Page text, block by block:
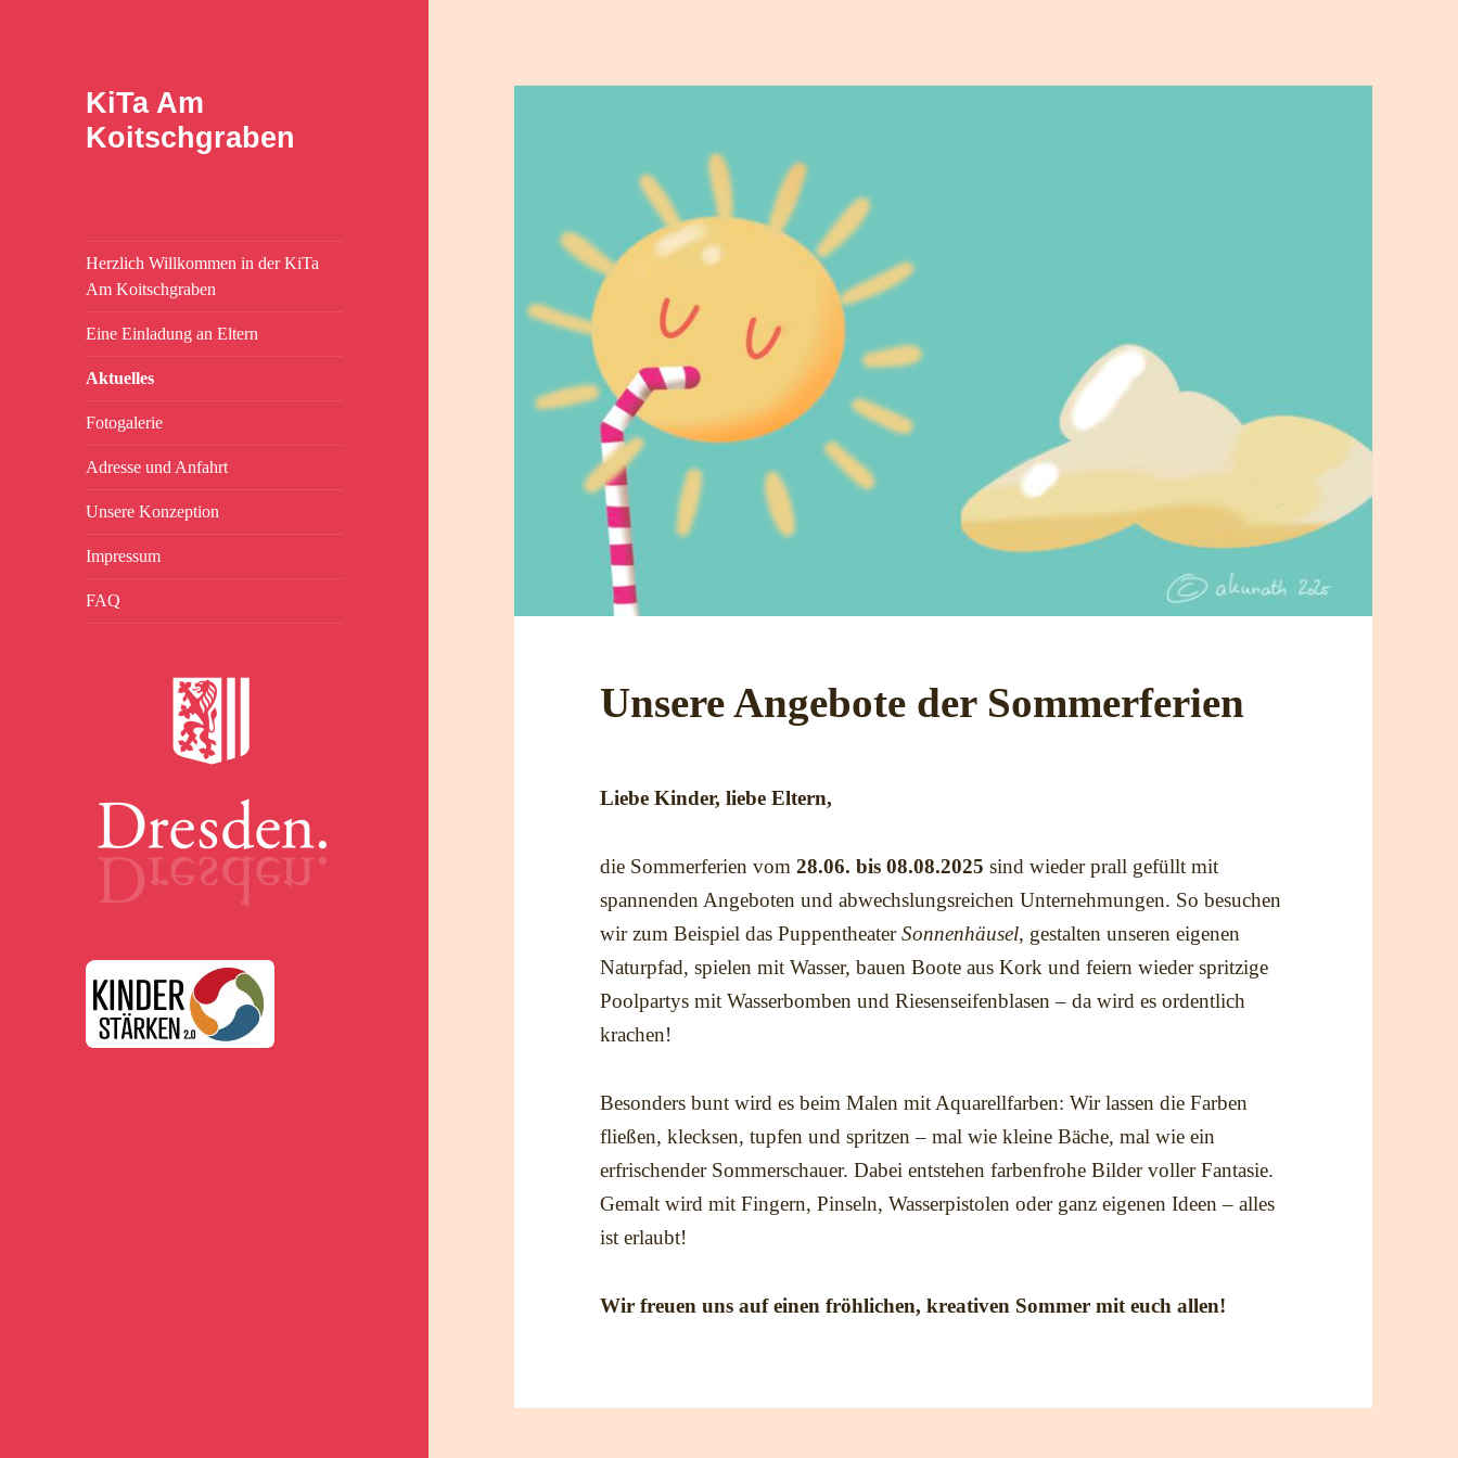
KiTa Am
Koitschgraben
Herzlich Willkommen in der KiTa
Am Koitschgraben
Eine Einladung an Eltern
Aktuelles
Fotogalerie
Adresse und Anfahrt
Unsere Konzeption
Impressum
FAQ
Unsere Angebote der Sommerferien
Liebe Kinder, liebe Eltern,
die Sommerferien vom28.06. bis 08.08.2025 sind wieder prall gefüllt mit
spannenden Angeboten und abwechslungsreichen Unternehmungen. So besuchen
wir zum Beispiel das PuppentheaterSonnenhäusel, gestalten unseren eigenen
Naturpfad, spielen mit Wasser, bauen Boote aus Kork und feiern wieder spritzige
Poolpartys mit Wasserbomben und Riesenseifenblasen – da wird es ordentlich
krachen!
Besonders bunt wird es beim Malen mit Aquarellfarben: Wir lassen die Farben
fließen, klecksen, tupfen und spritzen – mal wie kleine Bäche, mal wie ein
erfrischender Sommerschauer. Dabei entstehen farbenfrohe Bilder voller Fantasie.
Gemalt wird mit Fingern, Pinseln, Wasserpistolen oder ganz eigenen Ideen – alles
ist erlaubt!
Wir freuen uns auf einen fröhlichen, kreativen Sommer mit euch allen!